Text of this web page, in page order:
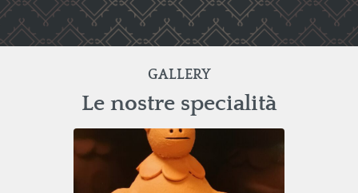
GALLERY
Le nostre specialità